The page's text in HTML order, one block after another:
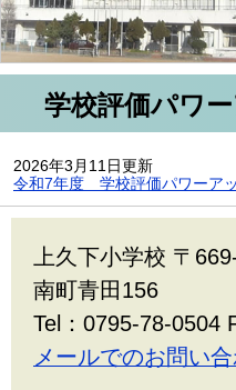
学校評価パワ
2026年3月11日更新
令和7年度 学校評価パワーア
上久下小学校 〒
南町青田156
Tel：0795-78-0504
メールでのお問い